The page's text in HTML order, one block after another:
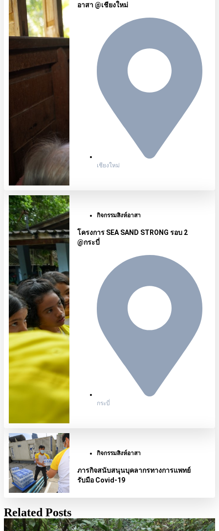
อาสา @เชียงใหม่
เชียงใหม่
กิจกรรมสิงห์อาสา
โครงการ SEA SAND STRONG รอบ 2
@กระบี่
กระบี่
กิจกรรมสิงห์อาสา
ภารกิจสนับสนุนบุคลากรทางการแพทย์
รับมือ Covid-19
Related Posts